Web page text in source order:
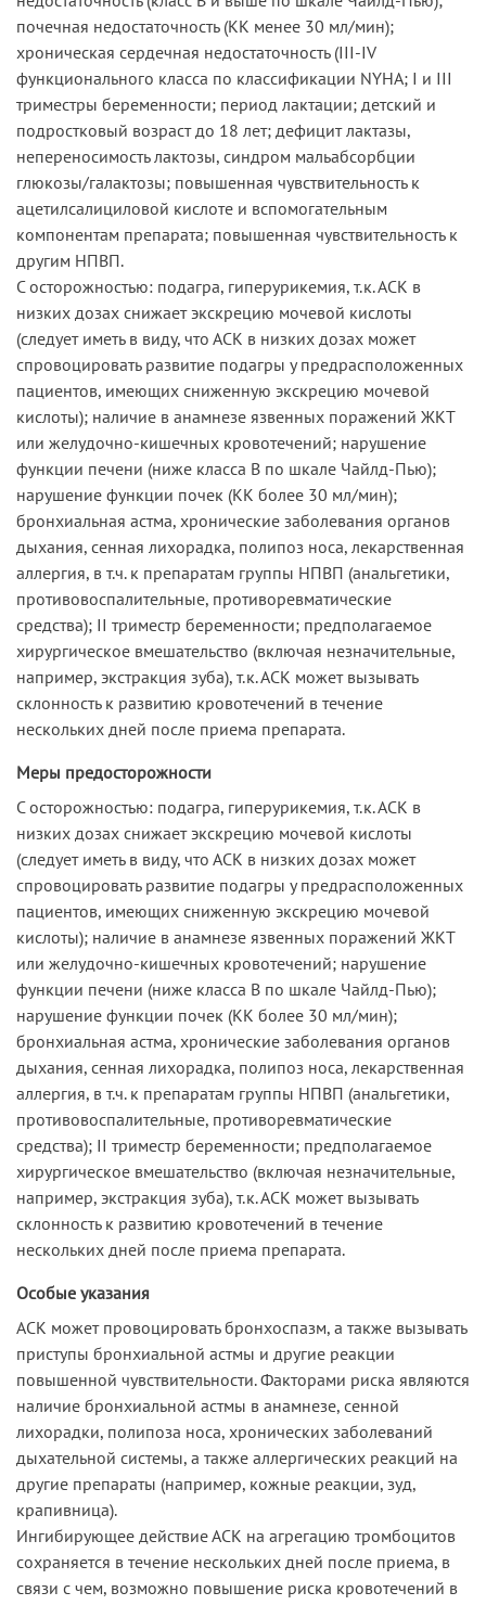
почечная недостаточность (КК менее 30 мл/мин);
хроническая сердечная недостаточность (III-IV
функционального класса по классификации NYHA; I и III
триместры беременности; период лактации; детский и
подростковый возраст до 18 лет; дефицит лактазы,
непереносимость лактозы, синдром мальабсорбции
глюкозы/галактозы; повышенная чувствительность к
ацетилсалициловой кислоте и вспомогательным
компонентам препарата; повышенная чувствительность к
другим НПВП.
С осторожностью: подагра, гиперурикемия, т.к. АСК в
низких дозах снижает экскрецию мочевой кислоты
(следует иметь в виду, что АСК в низких дозах может
спровоцировать развитие подагры у предрасположенных
пациентов, имеющих сниженную экскрецию мочевой
кислоты); наличие в анамнезе язвенных поражений ЖКТ
или желудочно-кишечных кровотечений; нарушение
функции печени (ниже класса В по шкале Чайлд-Пью);
нарушение функции почек (КК более 30 мл/мин);
бронхиальная астма, хронические заболевания органов
дыхания, сенная лихорадка, полипоз носа, лекарственная
аллергия, в т.ч. к препаратам группы НПВП (анальгетики,
противовоспалительные, противоревматические
средства); II триместр беременности; предполагаемое
хирургическое вмешательство (включая незначительные,
например, экстракция зуба), т.к. АСК может вызывать
склонность к развитию кровотечений в течение
нескольких дней после приема препарата.
Меры предосторожности
С осторожностью: подагра, гиперурикемия, т.к. АСК в
низких дозах снижает экскрецию мочевой кислоты
(следует иметь в виду, что АСК в низких дозах может
спровоцировать развитие подагры у предрасположенных
пациентов, имеющих сниженную экскрецию мочевой
кислоты); наличие в анамнезе язвенных поражений ЖКТ
или желудочно-кишечных кровотечений; нарушение
функции печени (ниже класса В по шкале Чайлд-Пью);
нарушение функции почек (КК более 30 мл/мин);
бронхиальная астма, хронические заболевания органов
дыхания, сенная лихорадка, полипоз носа, лекарственная
аллергия, в т.ч. к препаратам группы НПВП (анальгетики,
противовоспалительные, противоревматические
средства); II триместр беременности; предполагаемое
хирургическое вмешательство (включая незначительные,
например, экстракция зуба), т.к. АСК может вызывать
склонность к развитию кровотечений в течение
нескольких дней после приема препарата.
Особые указания
АСК может провоцировать бронхоспазм, а также вызывать
приступы бронхиальной астмы и другие реакции
повышенной чувствительности. Факторами риска являются
наличие бронхиальной астмы в анамнезе, сенной
лихорадки, полипоза носа, хронических заболеваний
дыхательной системы, а также аллергических реакций на
другие препараты (например, кожные реакции, зуд,
крапивница).
Ингибирующее действие АСК на агрегацию тромбоцитов
сохраняется в течение нескольких дней после приема, в
связи с чем, возможно повышение риска кровотечений в